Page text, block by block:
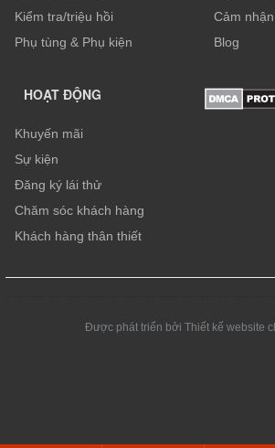
Kiểm tra/triệu hồi
Phụ tùng & Phụ kiện
Cảm
Blog
HOẠT ĐỘNG
Khuyến mãi
Sự kiện
Đăng ký lái thử
Chăm sóc khách hàng
Khách hàng thân thiết
Được phát triển bởi Thiết kế website